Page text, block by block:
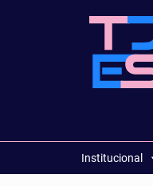
Institucional